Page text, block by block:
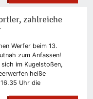
zahlreiche
Werfer beim 13.
zum Anfassen!
im Kugelstoßen,
heiße
Uhr die